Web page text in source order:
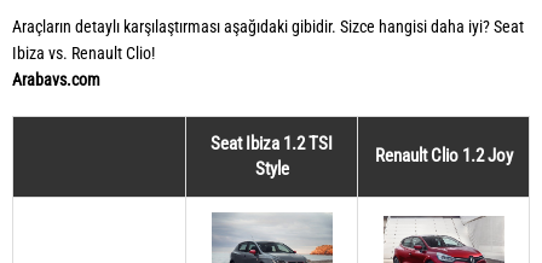
Araçların detaylı karşılaştırması aşağıdaki gibidir. Sizce hangisi daha iyi? Seat
Ibiza vs. Renault Clio!
Arabavs.com
Seat Ibiza 1.2 TSI
Style
Renault Clio 1.2 Joy